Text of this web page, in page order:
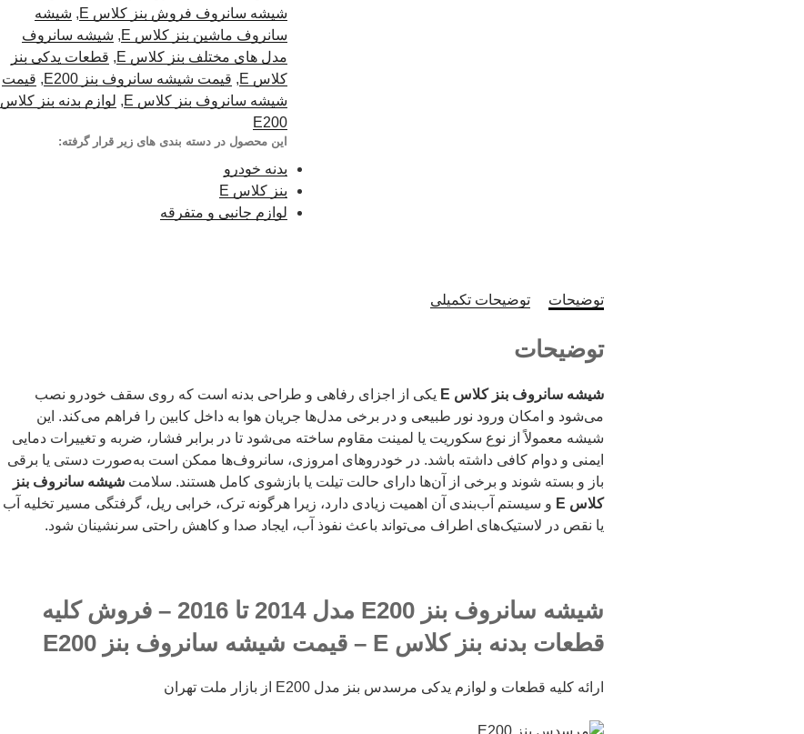
شیشه سانروف فروش بنز کلاس E
, شیشه
سانروف ماشین بنز کلاس E
, شیشه سانروف
مدل های مختلف بنز کلاس E
, قطعات یدکی بنز
کلاس E
, قیمت شیشه سانروف بنز E200 , قیمت
شیشه سانروف بنز کلاس E
, لوازم بدنه بنز کلاس
E200
این محصول در دسته بندی های زیر قرار گرفته:
بدنه خودرو
بنز کلاس E
لوازم جانبی و متفرقه
توضیحات توضیحات تکمیلی
توضیحات
شیشه سانروف بنز کلاس E
یکی از اجزای رفاهی و طراحی بدنه است که روی سقف خودرو نصب
می‌شود و امکان ورود نور طبیعی و در برخی مدل‌ها جریان هوا به داخل کابین را فراهم می‌کند. این
شیشه معمولاً از نوع سکوریت یا لمینت مقاوم ساخته می‌شود تا در برابر فشار، ضربه و تغییرات دمایی
ایمنی و دوام کافی داشته باشد. در خودروهای امروزی، سانروف‌ها ممکن است به‌صورت دستی یا برقی
باز و بسته شوند و برخی از آن‌ها دارای حالت تیلت یا بازشوی کامل هستند. سلامت شیشه سانروف بنز
کلاس E
و سیستم آب‌بندی آن اهمیت زیادی دارد، زیرا هرگونه ترک، خرابی ریل، گرفتگی مسیر تخلیه آب
یا نقص در لاستیک‌های اطراف می‌تواند باعث نفوذ آب، ایجاد صدا و کاهش راحتی سرنشینان شود.
شیشه سانروف بنز E200 مدل 2014 تا 2016 – فروش کلیه
قطعات بدنه بنز کلاس E – قیمت شیشه سانروف بنز E200
ارائه کلیه قطعات و لوازم یدکی مرسدس بنز مدل E200 از بازار ملت تهران